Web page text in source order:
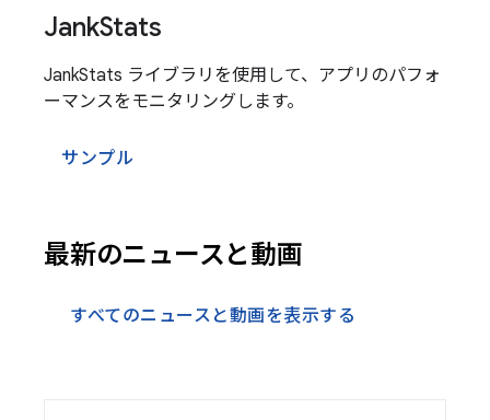
JankStats
JankStats ライブラリを使用して、アプリのパフォ
ーマンスをモニタリングします。
サンプル
最新のニュースと動画
すべてのニュースと動画を表示する